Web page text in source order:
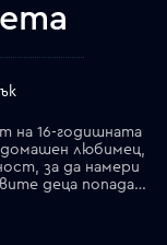
на 16-годишната
любимец,
за да намери
нов дом на кучето им Фрайдей. Находчивите деца попадат на изоставен хотел и благодарение на техническия гений на Брус го превръщат в истински кучешки рай за Фрайдей и всичките му приятели. Когато лаещите кучета събуждат подозренията на съседите, Анди и Брус използват всичките си изобретения, за да не допуснат някой да разбере "кой е вкарал кучетата".